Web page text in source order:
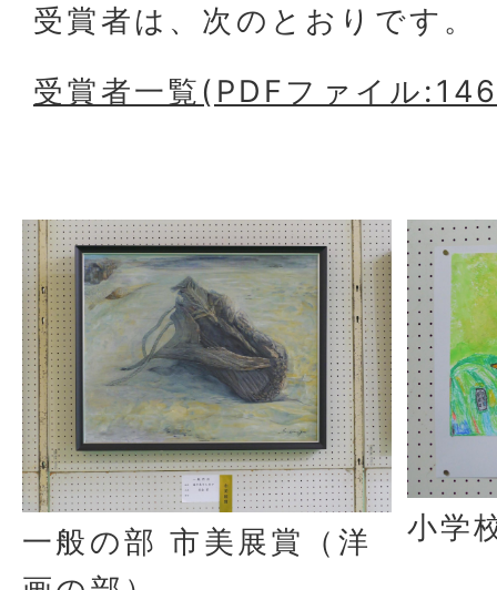
受賞者は、次のとおりです。
受賞者一覧(PDFファイル
一般の部 市美展賞（洋
小学